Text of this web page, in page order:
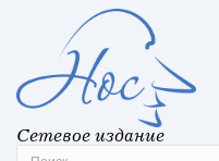
Сетевое издание